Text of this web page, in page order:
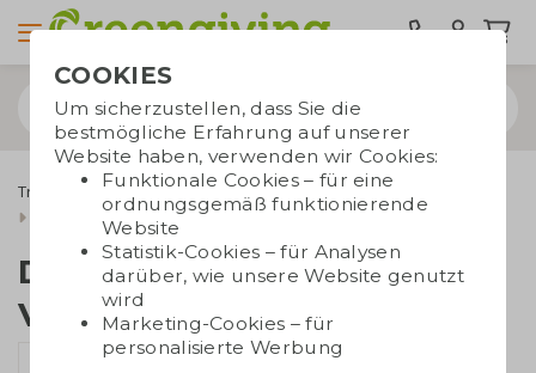
Trinkwaren
Edelstahl Wasserflaschen
Doppelwandige Vakuumflasche
Doppelwandige
Vakuumflasche
COOKIES
Um sicherzustellen, dass Sie die
bestmögliche Erfahrung auf unserer
Website haben, verwenden wir Cookies:
Funktionale Cookies – für eine
ordnungsgemäß funktionierende
Website
Statistik-Cookies – für Analysen
darüber, wie unsere Website genutzt
wird
Marketing-Cookies – für
personalisierte Werbung